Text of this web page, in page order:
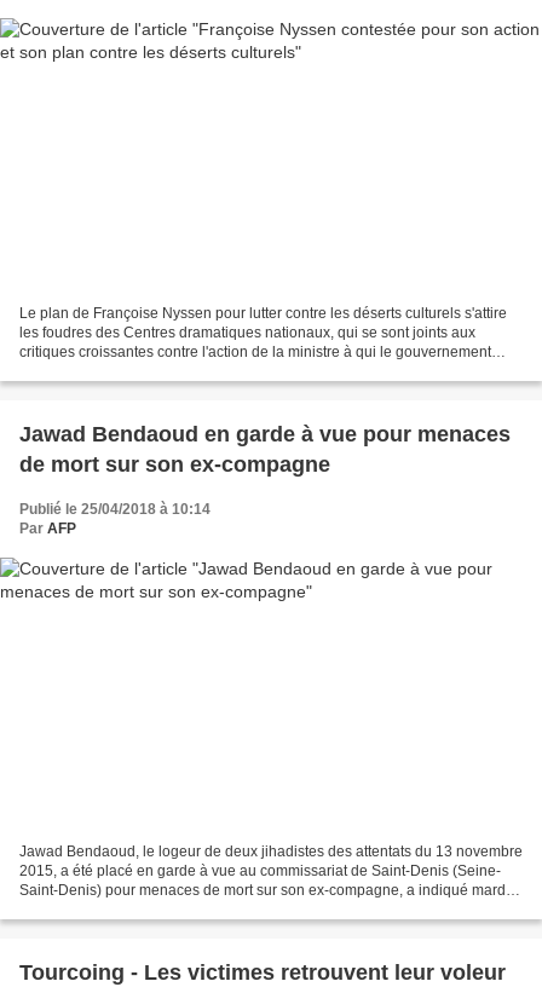
Le plan de Françoise Nyssen pour lutter contre les déserts culturels s'attire
les foudres des Centres dramatiques nationaux, qui se sont joints aux
critiques croissantes contre l'action de la ministre à qui le gouvernement
Jawad Bendaoud en garde à vue pour menaces
de mort sur son ex-compagne
Publié le 25/04/2018 à 10:14
Par AFP
Jawad Bendaoud, le logeur de deux jihadistes des attentats du 13 novembre
2015, a été placé en garde à vue au commissariat de Saint-Denis (Seine-
Saint-Denis) pour menaces de mort sur son ex-compagne, a indiqué mardi
Tourcoing - Les victimes retrouvent leur voleur